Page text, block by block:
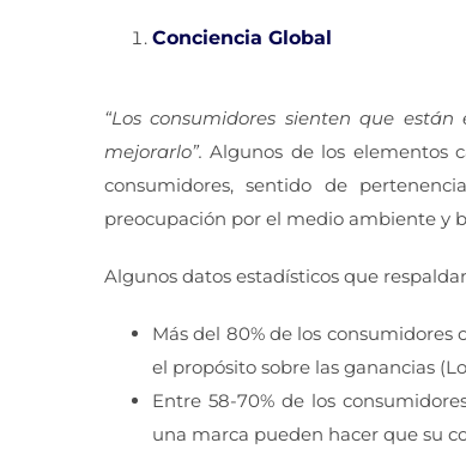
Conciencia Global
“Los consumidores sienten que
mejorarlo”.Algunos de los elementos
consumidores, sentido de
preocupación por el medio ambiente y
Algunos datos estadísticos que
Más del 80% de los
el propósito sobre las ganancias
Entre 58-70% de los
una marca pueden hacer que su